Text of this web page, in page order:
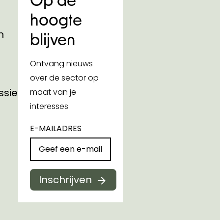
hoogte
blijven
Ontvang nieuws
over de sector op
maat van je
interesses
E-MAILADRES
Inschrijven